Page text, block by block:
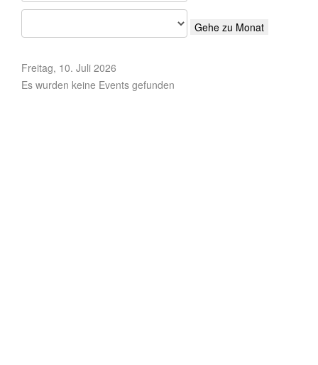
Gehe zu Monat
Freitag, 10. Juli 2026
Es wurden keine Events gefunden